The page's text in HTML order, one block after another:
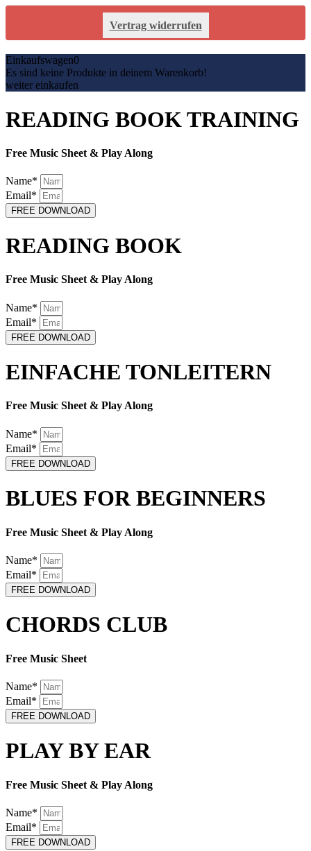
Vertrag widerrufen
Einkaufswagen0
Es sind keine Produkte in deinem Warenkorb!
weiter einkaufen
READING BOOK TRAINING
Free Music Sheet & Play Along
Name*
Email*
FREE DOWNLOAD
READING BOOK
Free Music Sheet & Play Along
Name*
Email*
FREE DOWNLOAD
EINFACHE TONLEITERN
Free Music Sheet & Play Along
Name*
Email*
FREE DOWNLOAD
BLUES FOR BEGINNERS
Free Music Sheet & Play Along
Name*
Email*
FREE DOWNLOAD
CHORDS CLUB
Free Music Sheet
Name*
Email*
FREE DOWNLOAD
PLAY BY EAR
Free Music Sheet & Play Along
Name*
Email*
FREE DOWNLOAD